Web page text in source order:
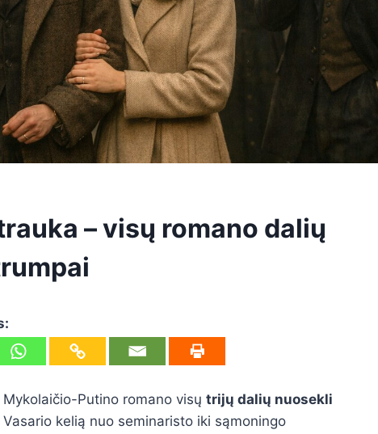
– visų romano dalių
Putino romano visų trijų dalių nuosekli
kelią nuo seminaristo iki sąmoningo